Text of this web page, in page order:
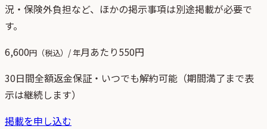
況・保険外負担など、ほかの掲示事項は別途掲載が必要で
す。
6,600円（税込）/ 年月あたり550円
30日間全額返金保証・いつでも解約可能（期間満了まで表
示は継続します）
掲載を申し込む